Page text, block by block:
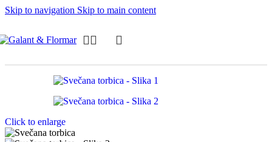
Skip to navigation Skip to main content
Click to enlarge